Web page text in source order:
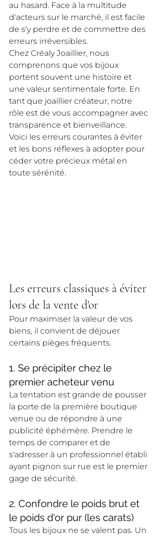
au hasard. Face à la multitude
d'acteurs sur le marché, il est facile
de s'y perdre et de commettre des
erreurs irréversibles.
Chez Créaly Joaillier, nous
comprenons que vos bijoux
portent souvent une histoire et
une valeur sentimentale forte. En
tant que joaillier créateur, notre
rôle est de vous accompagner avec
transparence et bienveillance.
Voici les erreurs courantes à éviter
et les bons réflexes à adopter pour
céder votre précieux métal en
toute sérénité.
Les erreurs classiques à éviter
lors de la vente d'or
Pour maximiser la valeur de vos
biens, il convient de déjouer
certains pièges fréquents.
1. Se précipiter chez le
premier acheteur venu
La tentation est grande de pousser
la porte de la première boutique
venue ou de répondre à une
publicité éphémère. Prendre le
temps de comparer et de
s'adresser à un professionnel établi
ayant pignon sur rue est le premier
gage de sécurité.
2. Confondre le poids brut et
le poids d'or pur (les carats)
Tous les bijoux ne se valent pas. Un